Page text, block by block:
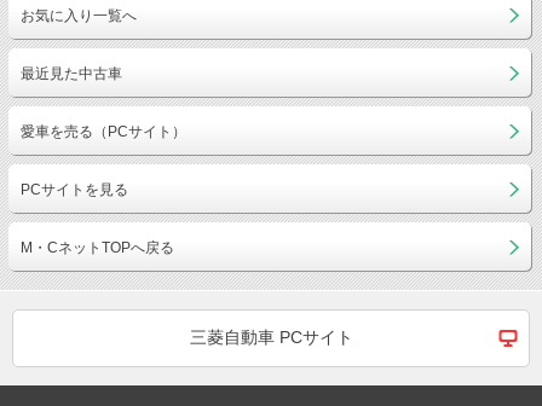
お気に入り一覧へ
最近見た中古車
愛車を売る（PCサイト）
PCサイトを見る
M・CネットTOPへ戻る
三菱自動車 PCサイト